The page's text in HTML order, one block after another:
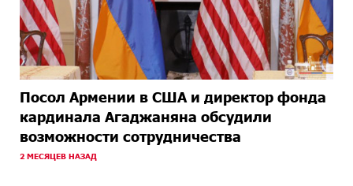
Посол Армении в США и директор фонда
кардинала Агаджаняна обсудили
возможности сотрудничества
2 МЕСЯЦЕВ НАЗАД